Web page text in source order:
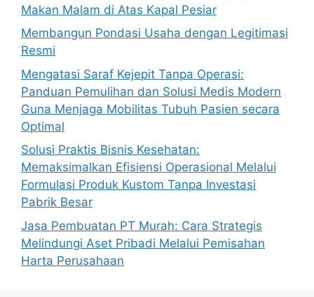
Makan Malam di Atas Kapal Pesiar
Membangun Pondasi Usaha dengan Legitimasi
Resmi
Mengatasi Saraf Kejepit Tanpa Operasi:
Panduan Pemulihan dan Solusi Medis Modern
Guna Menjaga Mobilitas Tubuh Pasien secara
Optimal
Solusi Praktis Bisnis Kesehatan:
Memaksimalkan Efisiensi Operasional Melalui
Formulasi Produk Kustom Tanpa Investasi
Pabrik Besar
Jasa Pembuatan PT Murah: Cara Strategis
Melindungi Aset Pribadi Melalui Pemisahan
Harta Perusahaan